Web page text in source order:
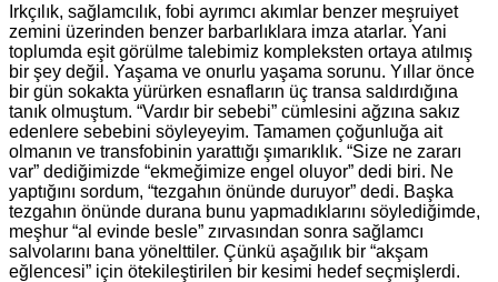
Irkçılık, sağlamcılık, fobi ayrımcı akımlar benzer meşruiyet
zemini üzerinden benzer barbarlıklara imza atarlar. Yani
toplumda eşit görülme talebimiz kompleksten ortaya atılmış
bir şey değil. Yaşama ve onurlu yaşama sorunu. Yıllar önce
bir gün sokakta yürürken esnafların üç transa saldırdığına
tanık olmuştum. “Vardır bir sebebi” cümlesini ağzına sakız
edenlere sebebini söyleyeyim. Tamamen çoğunluğa ait
olmanın ve transfobinin yarattığı şımarıklık. “Size ne zararı
var” dediğimizde “ekmeğimize engel oluyor” dedi biri. Ne
yaptığını sordum, “tezgahın önünde duruyor” dedi. Başka
tezgahın önünde durana bunu yapmadıklarını söylediğimde,
meşhur “al evinde besle” zırvasından sonra sağlamcı
salvolarını bana yönelttiler. Çünkü aşağılık bir “akşam
eğlencesi” için ötekileştirilen bir kesimi hedef seçmişlerdi.